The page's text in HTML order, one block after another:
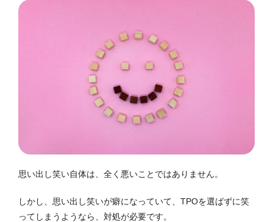
思い出し笑い自体は、全く悪いことではありません。
しかし、思い出し笑いが癖になっていて、TPOを選ばずに笑
ってしまうようなら、対処が必要です。